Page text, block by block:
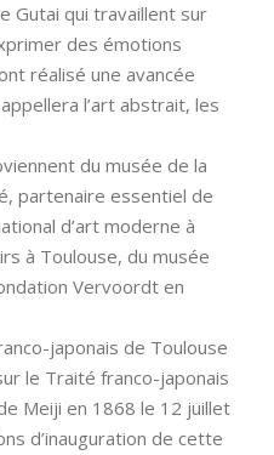
Gutai qui travaillent sur
des émotions
réalisé une avancée
l’art abstrait, les
du musée de la
partenaire essentiel de
d’art moderne à
à Toulouse, du musée
Vervoordt en
japonais de Toulouse
le Traité franco-japonais
Meiji en 1868 le 12 juillet
d’inauguration de cette